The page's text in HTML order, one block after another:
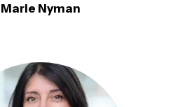
Marie Nyman